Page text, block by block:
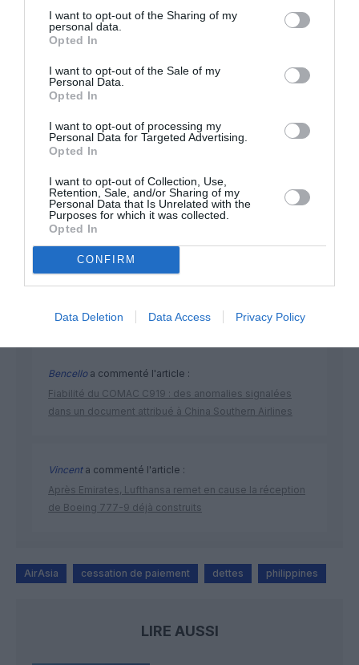
I want to opt-out of the Sharing of my
personal data.
Opted In
I want to opt-out of the Sale of my
Personal Data.
Opted In
I want to opt-out of processing my
Personal Data for Targeted Advertising.
Opted In
I want to opt-out of Collection, Use,
Retention, Sale, and/or Sharing of my
Personal Data that Is Unrelated with the
Purposes for which it was collected.
Opted In
CONFIRM
Data Deletion Data Access Privacy Policy
Appel aux lecteurs !
Soutenez Air Journal participez
développement !
NOUS SOUTENIR
DERNIERS COMMENTAIRES
Bencelloa commenté l'article :
Fiabilité du COMAC C919 : des anomalies signalées
dans un document attribué à China Southern Airlines
Vincenta commenté l'article :
Après Emirates, Lufthansa remet en cause la réception
de Boeing 777-9 déjà construits
AirAsia cessation de paiement dettes philippines
LIRE AUSSI